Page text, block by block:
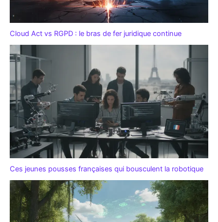
Cloud Act vs RGPD : le bras de fer juridique continue
Ces jeunes pousses françaises qui bousculent la robotique